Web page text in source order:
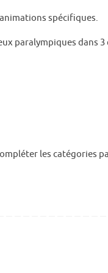
spécifiques.
paralympiques dans 3
les catégories